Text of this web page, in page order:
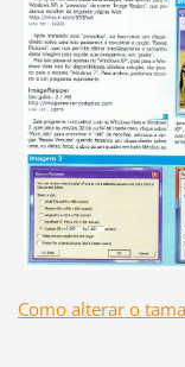
Como alterar o